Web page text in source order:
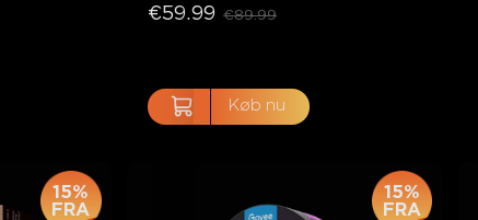
€59.99 €89.99
Køb nu
15%
FRA
15%
FRA